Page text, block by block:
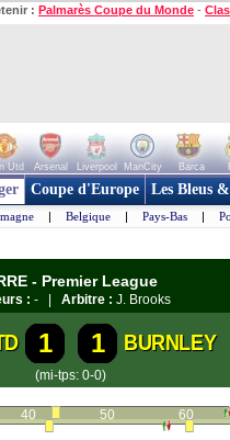
: Palmarès Coupe du Monde -
Utd Arsenal Liverpool ManCity Barca
Coupe d'Europe Les Bleus
| Belgique | Pays-Bas |
- Premier League
: - | Arbitre : J. Brooks
1 1 BURNLEY
(mi-tps: 0-0)
40 50 60